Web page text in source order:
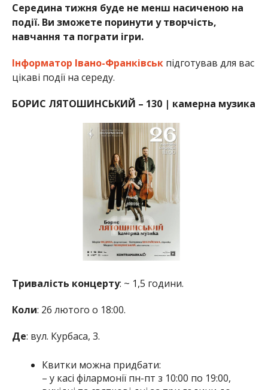
Середина тижня буде не менш насиченою на
події. Ви зможете поринути у творчість,
навчання та пограти ігри.
Інформатор Івано-Франківськпідготував для вас
цікаві події на середу.
БОРИС ЛЯТОШИНСЬКИЙ – 130 | камерна музика
Тривалість концерту: ~ 1,5 години.
Коли: 26 лютого о 18:00.
Де: вул. Курбаса, 3.
Квитки можна придбати:
– у касі філармонії пн-пт з 10:00 по 19:00,